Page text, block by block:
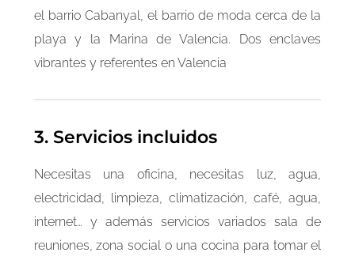
el barrio Cabanyal, el barrio de moda cerca de la
playa y la Marina de Valencia. Dos enclaves
vibrantes y referentes en Valencia
3. Servicios incluidos
Necesitas una oficina, necesitas luz, agua,
electricidad, limpieza, climatización, café, agua,
internet… y además servicios variados sala de
reuniones, zona social o una cocina para tomar el